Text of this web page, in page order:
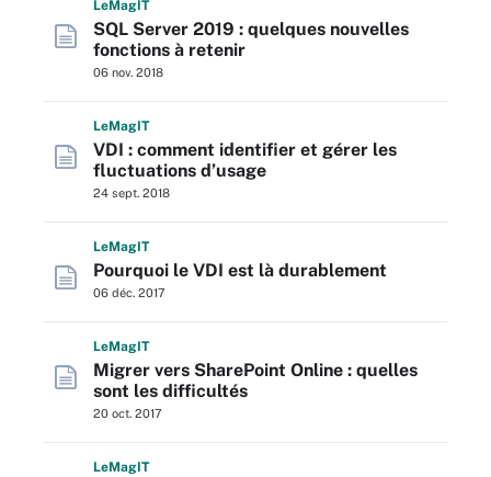
LeMagIT
SQL Server 2019 : quelques nouvelles
fonctions à retenir
06 nov. 2018
LeMagIT
VDI : comment identifier et gérer les
fluctuations d’usage
24 sept. 2018
LeMagIT
Pourquoi le VDI est là durablement
06 déc. 2017
LeMagIT
Migrer vers SharePoint Online : quelles
sont les difficultés
20 oct. 2017
LeMagIT